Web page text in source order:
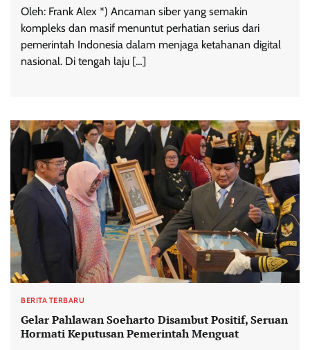
Oleh: Frank Alex *) Ancaman siber yang semakin
kompleks dan masif menuntut perhatian serius dari
pemerintah Indonesia dalam menjaga ketahanan digital
nasional. Di tengah laju […]
BERITA TERBARU
Gelar Pahlawan Soeharto Disambut Positif, Seruan
Hormati Keputusan Pemerintah Menguat